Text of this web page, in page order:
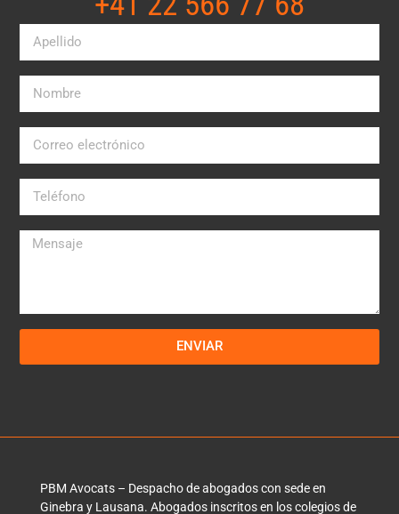
ENVIAR
PBM Avocats – Despacho de abogados con sede en
Ginebra y Lausana. Abogados inscritos en los colegios de